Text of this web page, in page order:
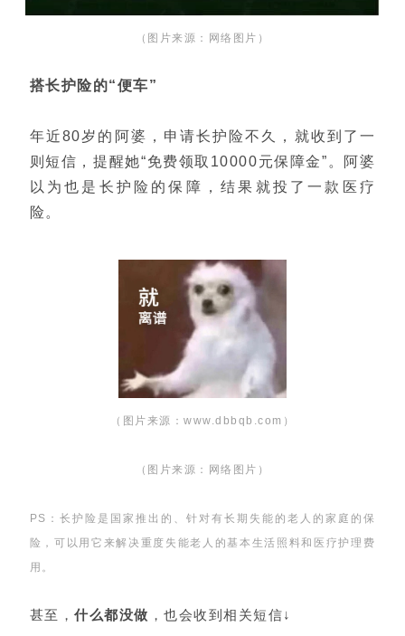
（图片来源：网络图片）
搭长护险的“便车”
年近80岁的阿婆，申请长护险不久，就收到了一
则短信，提醒她“免费领取10000元保障金”。阿婆
以为也是长护险的保障，结果就投了一款医疗
险。
（图片来源：www.dbbqb.com）
（图片来源：网络图片）
PS：长护险是国家推出的、针对有长期失能的老人的家庭的保
险，可以用它来解决重度失能老人的基本生活照料和医疗护理费
用。
甚至，什么都没做 ，也会收到相关短信↓